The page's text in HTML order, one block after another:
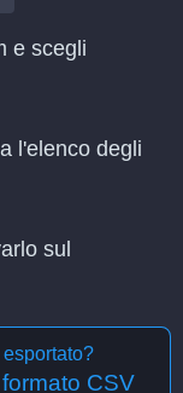
e scegli
l'elenco degli
sul
CSV